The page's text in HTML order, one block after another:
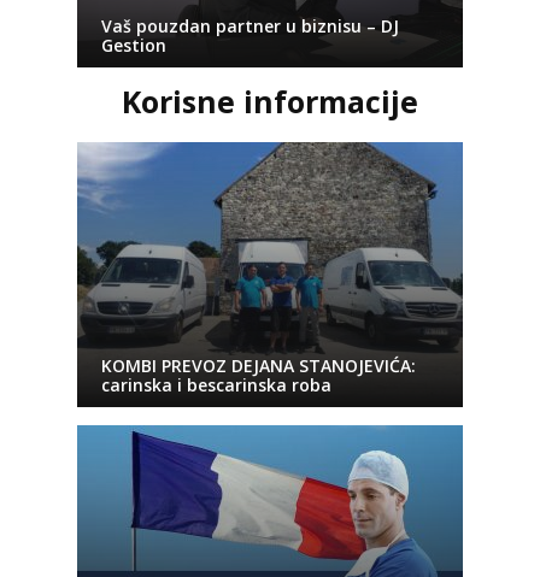
Vaš pouzdan partner u biznisu – DJ
Gestion
Korisne informacije
KOMBI PREVOZ DEJANA STANOJEVIĆA:
carinska i bescarinska roba